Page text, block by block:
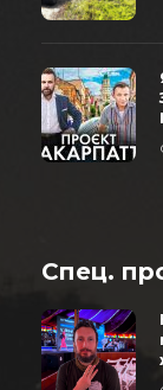
Спец.